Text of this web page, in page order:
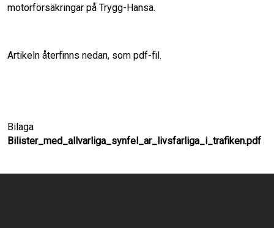
motorförsäkringar på Trygg-Hansa.
Artikeln återfinns nedan, som pdf-fil.
Bilaga
Bilister_med_allvarliga_synfel_ar_livsfarliga_i_trafiken.pdf